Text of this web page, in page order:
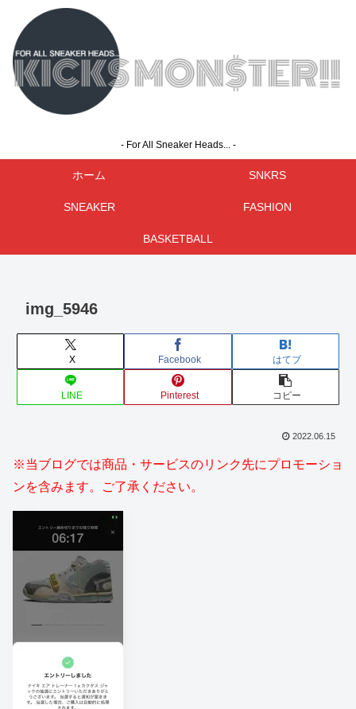
- For All Sneaker Heads... -
ホーム SNKRS
SNEAKER FASHION
BASKETBALL
img_5946
X Facebook はてブ
LINE Pinterest コピー
2022.06.15
※当ブログでは商品・サービスのリンク先にプロモーショ
ンを含みます。ご了承ください。